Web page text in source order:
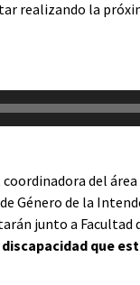
realizando la
coordinadora del
Género de la
junto a Facultad
que